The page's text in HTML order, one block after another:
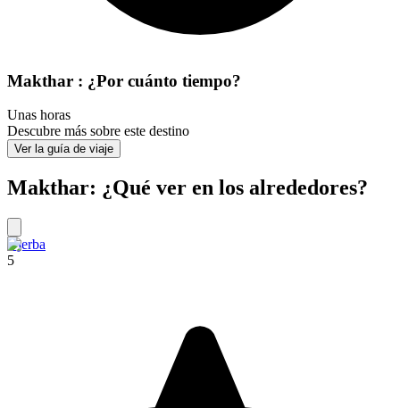
Makthar : ¿Por cuánto tiempo?
Unas horas
Descubre más sobre este destino
Ver la guía de viaje
Makthar: ¿Qué ver en los alrededores?
Djerba
5